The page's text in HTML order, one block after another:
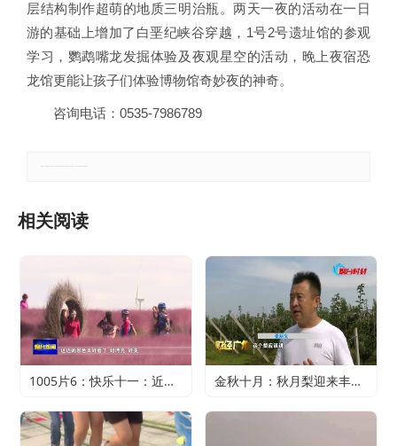
层结构制作超萌的地质三明治瓶。两天一夜的活动在一日
游的基础上增加了白垩纪峡谷穿越，1号2号遗址馆的参观
学习，鹦鹉嘴龙发掘体验及夜观星空的活动，晚上夜宿恐
龙馆更能让孩子们体验博物馆奇妙夜的神奇。
咨询电话：0535-7986789
相关阅读
1005片6：快乐十一：近郊游火爆 家门口轻松过假期 金秋十月：秋月梨迎来丰收 农户赚得满心欢喜